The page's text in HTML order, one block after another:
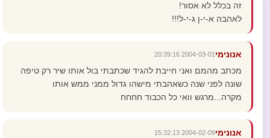
זה בכלל לא אסור!
לאהבה א-י-ן ג-י-ל!!!
אנונימי 2004-03-01 20:39:16
מכתב מהמם ואני חייבת להגיד שכתבתי בול אותו שיר רק טיפה
שונה לפני שנה כשאהבתי מישהו גדול ממני ממש אותו
מקרה...מרגש וואי כל הכבוד חחחח
אנונימי2004-02-09 15:32:13